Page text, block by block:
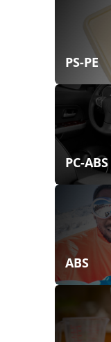
PS-PE
PC-ABS
ABS